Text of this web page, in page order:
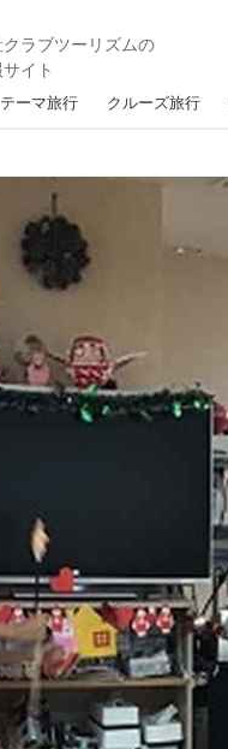
テーマ旅行 クルーズ旅行